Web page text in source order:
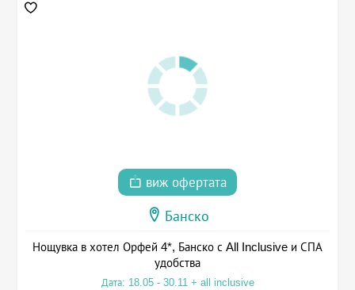
виж офертата
Банско
Нощувка в хотел Орфей 4*, Банско с All Inclusive и СПА
удобства
Дата: 18.05 - 30.11 + all inclusive